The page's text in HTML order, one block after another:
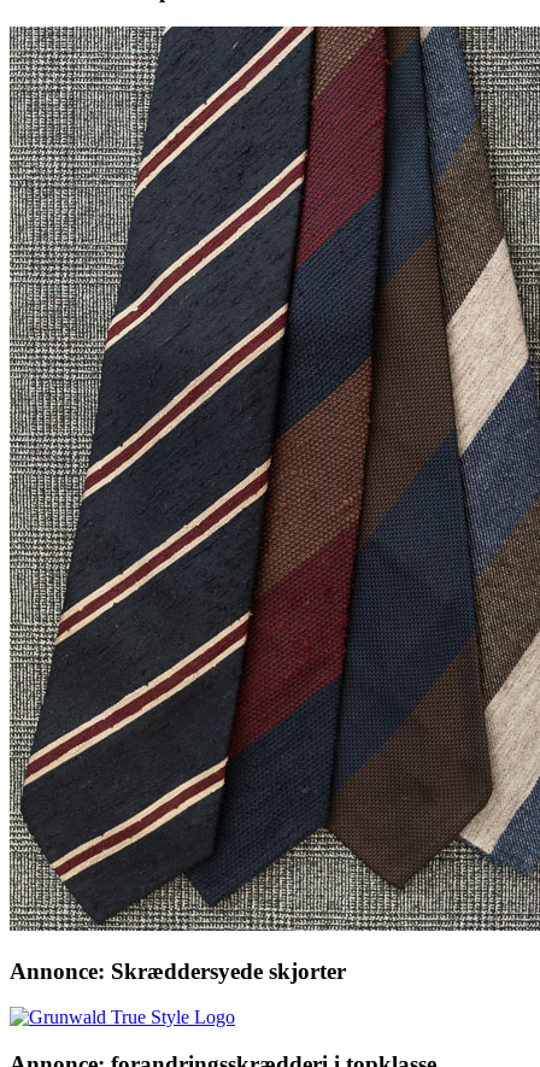
Annonce: Skræddersyede skjorter